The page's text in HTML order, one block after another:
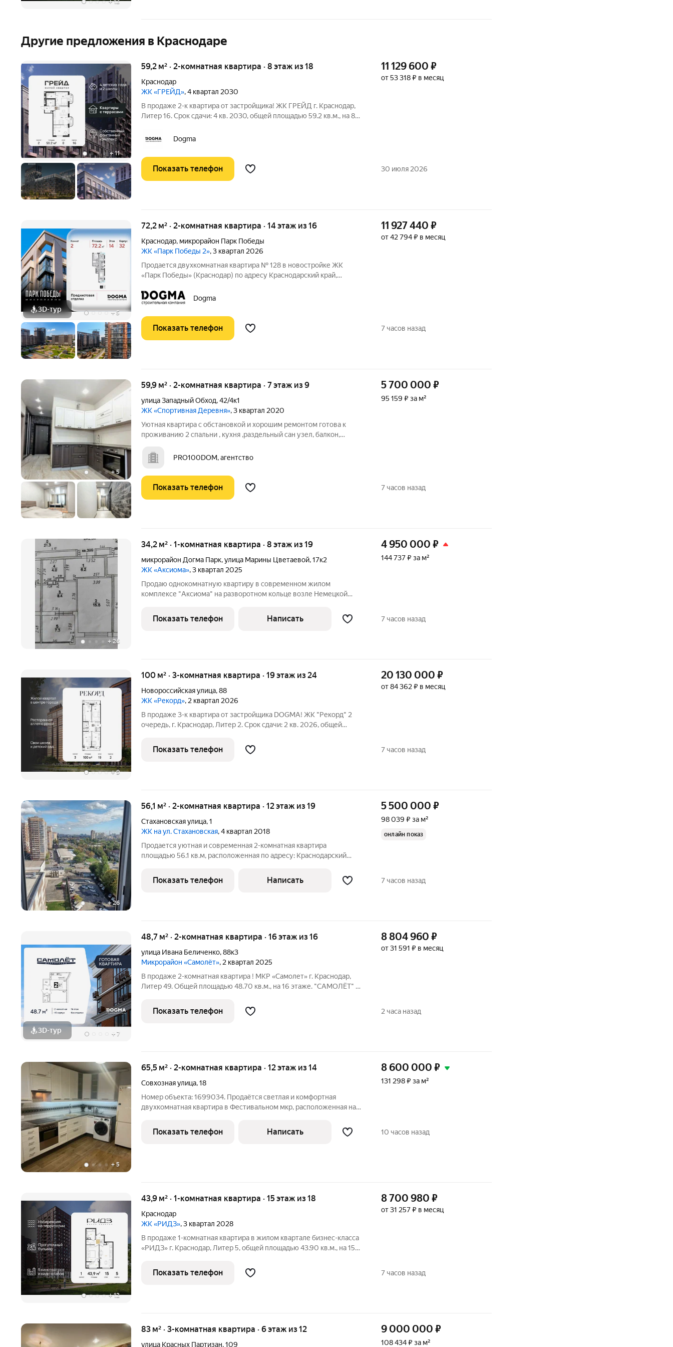
+12
Другие предложения в Краснодаре
+11
59,2 м² · 2-комнатная квартира · 8 этаж из 18
Краснодар
ЖК «ГРЕЙД», 4 квартал 2030
В продаже 2-к квартира от застройщика! ЖК ГРЕЙД г. Краснодар,
Литер 16. Срок сдачи: 4 кв. 2030, общей площадью 59.2 кв.м., на 8
неоклассика не была представлена в краснодарской архитектуре
Dogma
11 129 600 ₽
от 53 318 ₽ в месяц
Показать телефон 30 июля 2026
3D-тур +5
72,2 м² · 2-комнатная квартира · 14 этаж из 16
Краснодар, микрорайон Парк Победы
ЖК «Парк Победы 2», 3 квартал 2026
Продается двухкомнатная квартира № 128 в новостройке ЖК
«Парк Победы» (Краснодар) по адресу Краснодарский край,
72.20 кв. м., этаж 14 из 18, секция 1. Тип проекта, по которому
построен
Dogma
11 927 440 ₽
от 42 794 ₽ в месяц
Показать телефон 7 часов назад
+5
59,9 м² · 2-комнатная квартира · 7 этаж из 9
улица Западный Обход,42/4к1
ЖК «Спортивная Деревня», 3 квартал 2020
Уютная квартира с обстановкой и хорошим ремонтом готова к
проживанию 2 спальни , кухня ,раздельный сан узел, балкон,
Множество магазинов , кафе, салонов красоты , рядом остановки
PRO100DOM, агентство
5 700 000 ₽
95 159 ₽ за м²
Показать телефон 7 часов назад
+ 26
34,2 м² · 1-комнатная квартира · 8 этаж из 19
микрорайон Догма Парк,улица Марины Цветаевой,17к2
ЖК «Аксиома», 3 квартал 2025
Продаю однокомнатную квартиру в современном жилом
комплексе "Аксиома" на разворотном кольце возле Немецкой
здания с видом на двор. Одна просторная лоджия, подойдёт для
отдельной комнаты или
4 950 000 ₽
144 737 ₽ за м²
Показать телефон Написать 7 часов назад
+9
100 м² · 3-комнатная квартира · 19 этаж из 24
Новороссийская улица,88
ЖК «Рекорд», 2 квартал 2026
В продаже 3-к квартира от застройщика DOGMA! ЖК "Рекорд" 2
очередь, г. Краснодар, Литер 2. Срок сдачи: 2 кв. 2026, общей
место вашего баланса. Город снаружи природа внутри. Квартал с
20 130 000 ₽
от 84 362 ₽ в месяц
Показать телефон 7 часов назад
+26
56,1 м² · 2-комнатная квартира · 12 этаж из 19
Стахановская улица,1
ЖК на ул. Стахановская, 4 квартал 2018
Продается уютная и современная 2-комнатная квартира
площадью 56.1 кв.м, расположенная по адресу: Краснодарский
Краснодара "Нефтестройиндустрия - Юг". 1. Это идеальный
вариант для тех, кто
5 500 000 ₽
98 039 ₽ за м²
онлайн показ
Показать телефон Написать 7 часов назад
3D-тур + 7
48,7 м² · 2-комнатная квартира · 16 этаж из 16
улица Ивана Беличенко,88к3
Микрорайон «Самолёт», 2 квартал 2025
В продаже 2-комнатная квартира ! МКР «Самолет» г. Краснодар,
Литер 49. Общей площадью 48.70 кв.м., на 16 этаже. "САМОЛЁТ" -
северо-западе Краснодара, в районе Западного Обхода.
Микрорайон
8 804 960 ₽
от 31 591 ₽ в месяц
Показать телефон 2 часа назад
+5
65,5 м² · 2-комнатная квартира · 12 этаж из 14
Совхозная улица,18
Номер объекта: 1699034. Продаётся светлая и комфортная
двухкомнатная квартира в Фестивальном мкр, расположенная на
ремонта, никто не проживал и не прописан. Комнаты
изолированные, окна
8 600 000 ₽
131 298 ₽ за м²
Показать телефон Написать 10 часов назад
+12
43,9 м² · 1-комнатная квартира · 15 этаж из 18
Краснодар
ЖК «РИДЗ», 3 квартал 2028
В продаже 1-комнатная квартира в жилом квартале бизнес-класса
«РИДЗ» г. Краснодар, Литер 5, общей площадью 43.90 кв.м., на 15
пример отделки от застройщика. Приобретается отдельно и не
входит
8 700 980 ₽
от 31 257 ₽ в месяц
Показать телефон 7 часов назад
83 м² · 3-комнатная квартира · 6 этаж из 12
улица Красных Партизан,109
9 000 000 ₽
108 434 ₽ за м²